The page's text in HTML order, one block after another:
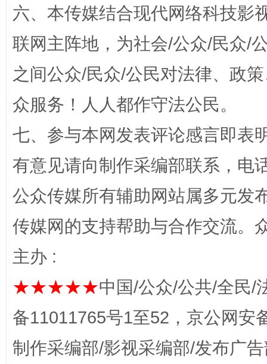
在谋一域中谋全局
今
六、本传媒结合现代网络科技影
联网主阵地，为社会/公众/民众/
之间公众/民众/公民对法律、政
众服务！人人都作守法公民。
七、参与本网发表评论感言即表
有意见请向制作采编部联系，电
公众传媒所有辅助网站属多元发
传媒网的支持帮助与合作交流。
主办 :
★★★★★中国/公众/公共/全民/
备11011765号1至52，京公网安
制作采编部/影视采编部/发布广